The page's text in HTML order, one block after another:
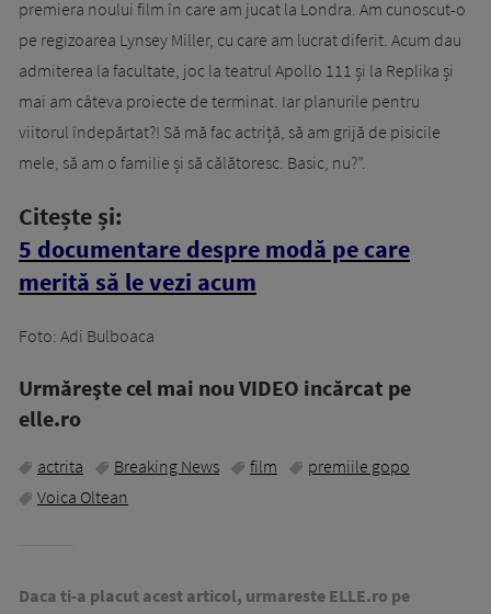
premiera noului film în care am jucat la Londra. Am cunoscut-o
pe regizoarea Lynsey Miller, cu care am lucrat diferit. Acum dau
admiterea la facultate, joc la teatrul Apollo 111 și la Replika și
mai am câteva proiecte de terminat. Iar planurile pentru
viitorul îndepărtat?! Să mă fac actriță, să am grijă de pisicile
mele, să am o familie și să călătoresc. Basic, nu?”.
Citește și:
5 documentare despre modă pe care
merită să le vezi acum
Foto: Adi Bulboaca
Urmăreşte cel mai nou VIDEO incărcat pe
elle.ro
actrita Breaking News film
premiile gopo
Voica Oltean
Daca ti-a placut acest articol, urmareste ELLE.ro pe